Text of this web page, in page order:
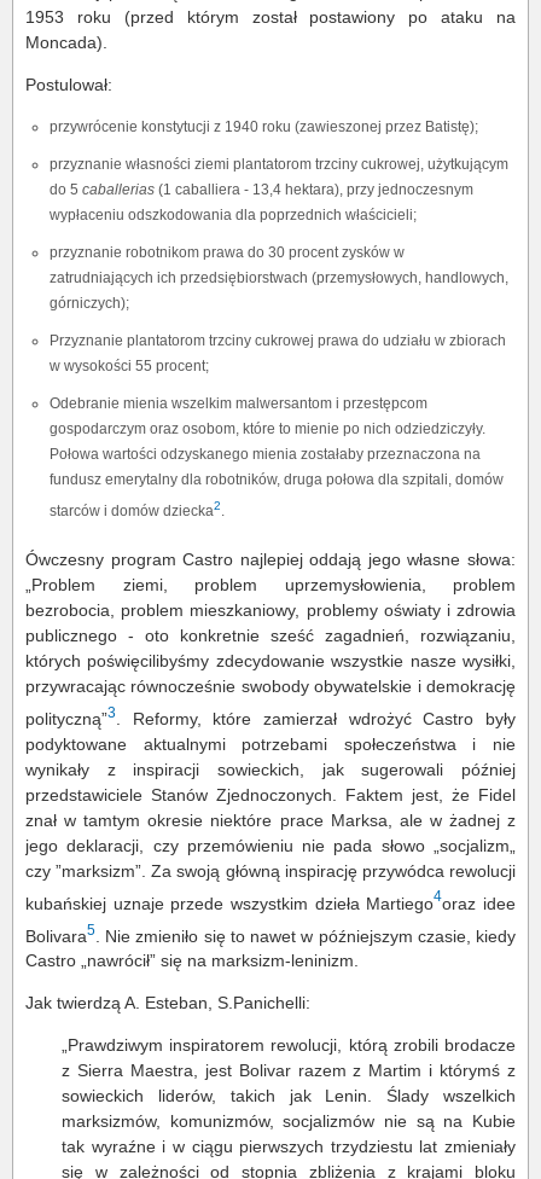
1953 roku (przed którym został postawiony po ataku na
Moncada).
Postulował:
przywrócenie konstytucji z 1940 roku (zawieszonej przez Batistę);
przyznanie własności ziemi plantatorom trzciny cukrowej, użytkującym
do 5 caballerias (1 caballiera - 13,4 hektara), przy jednoczesnym
wypłaceniu odszkodowania dla poprzednich właścicieli;
przyznanie robotnikom prawa do 30 procent zysków w
zatrudniających ich przedsiębiorstwach (przemysłowych, handlowych,
górniczych);
Przyznanie plantatorom trzciny cukrowej prawa do udziału w zbiorach
w wysokości 55 procent;
Odebranie mienia wszelkim malwersantom i przestępcom
gospodarczym oraz osobom, które to mienie po nich odziedziczyły.
Połowa wartości odzyskanego mienia zostałaby przeznaczona na
fundusz emerytalny dla robotników, druga połowa dla szpitali, domów
starców i domów dziecka2.
Ówczesny program Castro najlepiej oddają jego własne słowa:
„Problem ziemi, problem uprzemysłowienia, problem
bezrobocia, problem mieszkaniowy, problemy oświaty i zdrowia
publicznego - oto konkretnie sześć zagadnień, rozwiązaniu,
których poświęcilibyśmy zdecydowanie wszystkie nasze wysiłki,
przywracając równocześnie swobody obywatelskie i demokrację
polityczną”3
. Reformy, które zamierzał wdrożyć Castro były
podyktowane aktualnymi potrzebami społeczeństwa i nie
wynikały z inspiracji sowieckich, jak sugerowali później
przedstawiciele Stanów Zjednoczonych. Faktem jest, że Fidel
znał w tamtym okresie niektóre prace Marksa, ale w żadnej z
jego deklaracji, czy przemówieniu nie pada słowo „socjalizm„
czy ”marksizm”. Za swoją główną inspirację przywódca rewolucji
kubańskiej uznaje przede wszystkim dzieła Martiego4oraz idee
Bolivara5
. Nie zmieniło się to nawet w późniejszym czasie, kiedy
Castro „nawrócił” się na marksizm-leninizm.
Jak twierdzą A. Esteban, S.Panichelli:
„Prawdziwym inspiratorem rewolucji, którą zrobili brodacze
z Sierra Maestra, jest Bolivar razem z Martim i którymś z
sowieckich liderów, takich jak Lenin. Ślady wszelkich
marksizmów, komunizmów, socjalizmów nie są na Kubie
tak wyraźne i w ciągu pierwszych trzydziestu lat zmieniały
się w zależności od stopnia zbliżenia z krajami bloku